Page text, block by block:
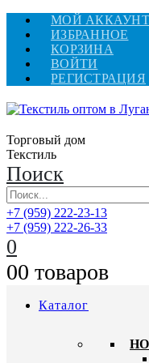
МОЙ АККАУНТ
ИЗБРАННОЕ
КОРЗИНА
ВОЙТИ
РЕГИСТРАЦИЯ
Торговый дом
Текстиль
Поиск
+7 (959) 222-23-13
+7 (959) 222-26-33
0
00 товаров
Каталог